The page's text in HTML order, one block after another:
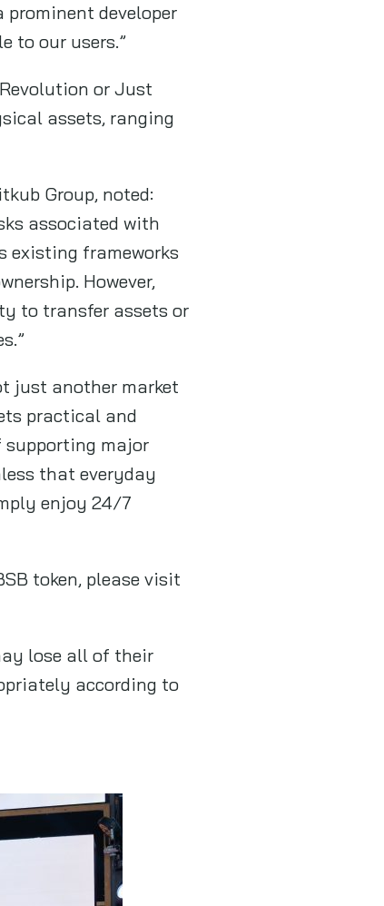
prominent developer
to our users.”
or Just
assets, ranging
Group, noted:
associated with
existing frameworks
However,
to transfer assets or
just another market
practical and
supporting major
that everyday
enjoy 24/7
token, please visit
lose all of their
according to